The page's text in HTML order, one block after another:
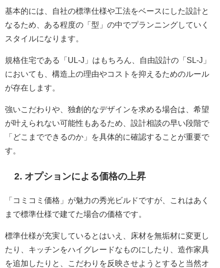
基本的には、自社の標準仕様や工法をベースにした設計と
なるため、ある程度の「型」の中でプランニングしていく
スタイルになります。
規格住宅である「UL-J」はもちろん、自由設計の「SL-J」
においても、構造上の理由やコストを抑えるためのルール
が存在します。
強いこだわりや、独創的なデザインを求める場合は、希望
が叶えられない可能性もあるため、設計相談の早い段階で
「どこまでできるのか」を具体的に確認することが重要で
す。
2. オプションによる価格の上昇
「コミコミ価格」が魅力の秀光ビルドですが、これはあく
まで標準仕様で建てた場合の価格です。
標準仕様が充実しているとはいえ、床材を無垢材に変更し
たり、キッチンをハイグレードなものにしたり、造作家具
を追加したりと、こだわりを反映させようとすると当然オ